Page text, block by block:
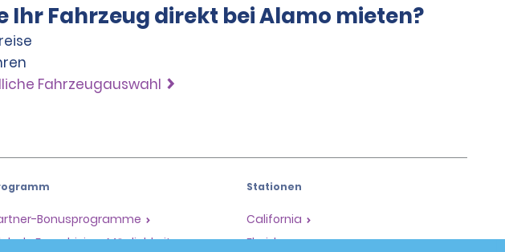
Ihr Fahrzeug direkt bei Alamo mieten?
Fahrzeugauswahl
Bonusprogramme
Franchising-Möglichkeiten
Stationen
California
Florida